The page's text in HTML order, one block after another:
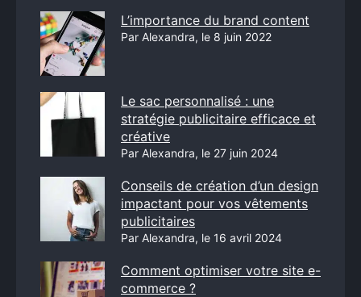
L’importance du brand content
Par Alexandra, le 8 juin 2022
Le sac personnalisé : une
stratégie publicitaire efficace et
créative
Par Alexandra, le 27 juin 2024
Conseils de création d’un design
impactant pour vos vêtements
publicitaires
Par Alexandra, le 16 avril 2024
Comment optimiser votre site e-
commerce ?